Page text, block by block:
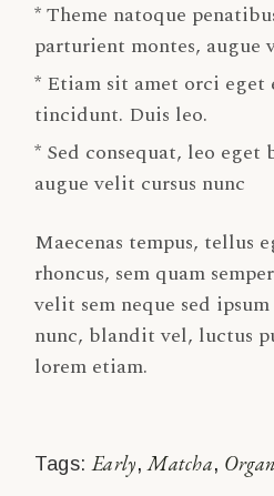
* Theme natoque
parturient montes, augue
* Etiam sit amet orci eget
tincidunt. Duis leo.
* Sed consequat, leo eget
augue velit cursus nunc
Maecenas tempus, tellus
rhoncus, sem quam
velit sem neque sed
nunc, blandit vel, luctus
lorem etiam.
Tags: Early Matcha